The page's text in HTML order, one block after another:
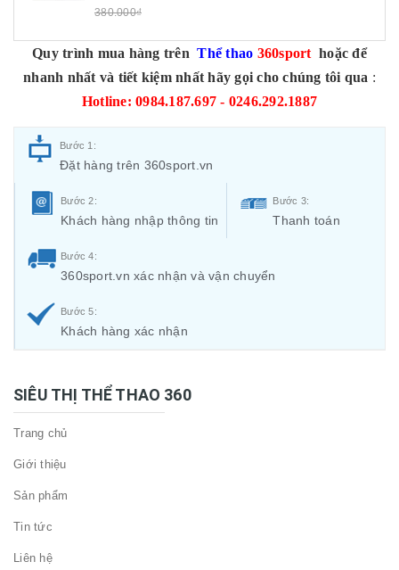
380.000₫
Quy trình mua hàng trên Thể thao 360sport hoặc để
nhanh nhất và tiết kiệm nhất hãy gọi cho chúng tôi qua :
Hotline: 0984.187.697 - 0246.292.1887
Bước 1:
Đặt hàng trên 360sport.vn
Bước 2:
Khách hàng nhập thông tin
Bước 3:
Thanh toán
Bước 4:
360sport.vn xác nhận và vận chuyển
Bước 5:
Khách hàng xác nhận
SIÊU THỊ THỂ THAO 360
Trang chủ
Giới thiệu
Sản phẩm
Tin tức
Liên hệ